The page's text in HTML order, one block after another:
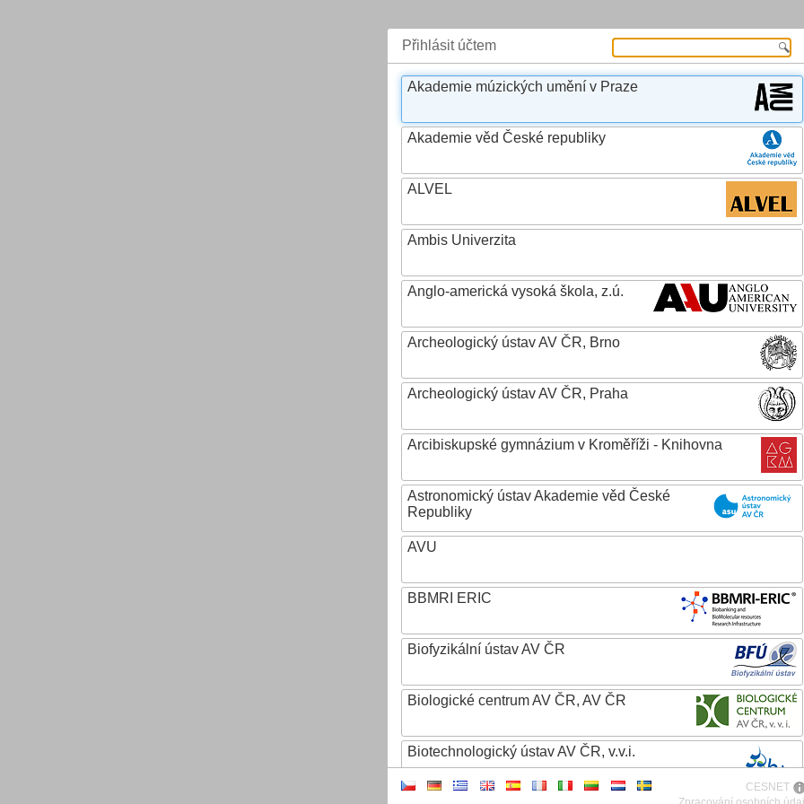
Přihlásit účtem
Akademie múzických umění v Praze
Akademie věd České republiky
ALVEL
Ambis Univerzita
Anglo-americká vysoká škola, z.ú.
Archeologický ústav AV ČR, Brno
Archeologický ústav AV ČR, Praha
Arcibiskupské gymnázium v Kroměříži - Knihovna
Astronomický ústav Akademie věd České
Republiky
AVU
BBMRI ERIC
Biofyzikální ústav AV ČR
Biologické centrum AV ČR, AV ČR
Biotechnologický ústav AV ČR, v.v.i.
CESNET